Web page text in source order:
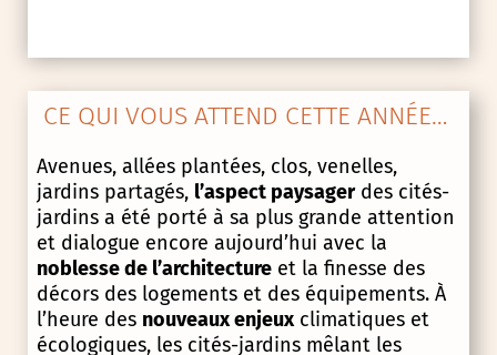
CE QUI VOUS ATTEND CETTE ANNÉE…
Avenues, allées plantées, clos, venelles,
jardins partagés, l’aspect paysagerdes cités-
jardins a été porté à sa plus grande attention
et dialogue encore aujourd’hui avec la
noblesse de l’architectureet la finesse des
décors des logements et des équipements. À
l’heure des nouveaux enjeuxclimatiques et
écologiques, les cités-jardins mêlant les